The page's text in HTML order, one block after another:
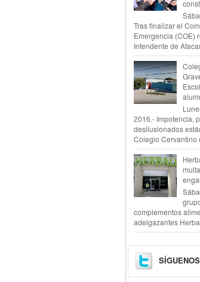
Tras finalizar el
Emergencia (COE)
Intendente de
2016.- Impotencia,
desilusionados
Colegio Cervantino
complementos
adelgazantes